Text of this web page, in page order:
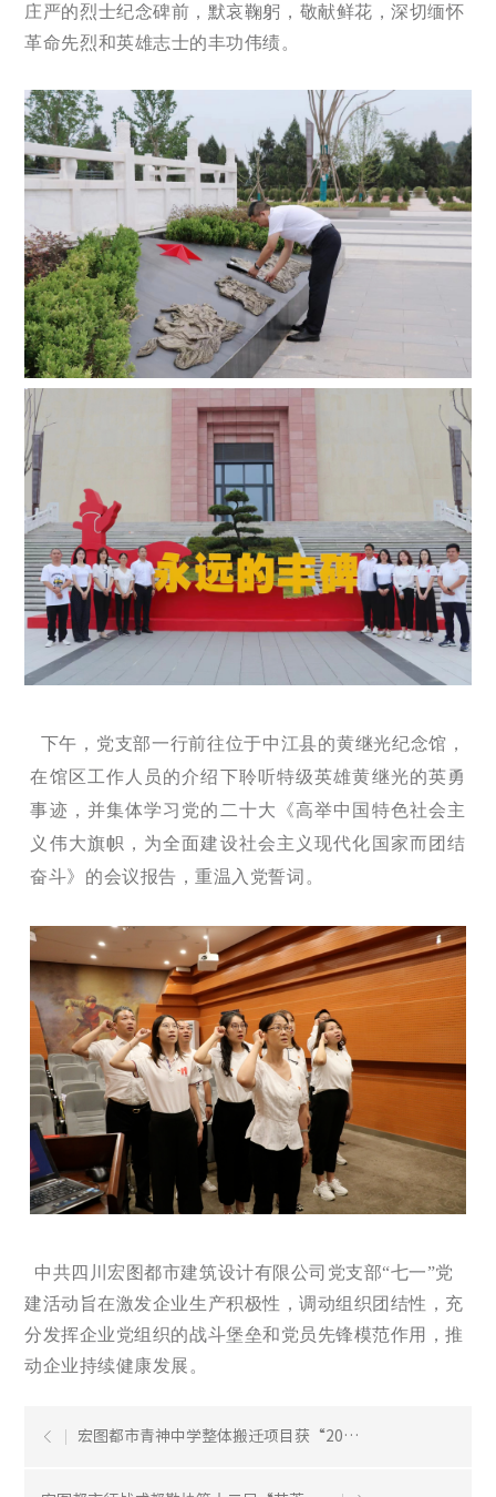
庄严的烈士纪念碑前，默哀鞠躬，敬献鲜花，深切缅怀
革命先烈和英雄志士的丰功伟绩。
下午，党支部一行前往位于中江县的黄继光纪念馆，
在馆区工作人员的介绍下聆听特级英雄黄继光的英勇
事迹，并集体学习党的二十大《高举中国特色社会主
义伟大旗帜，为全面建设社会主义现代化国家而团结
奋斗》的会议报告，重温入党誓词。
中共四川宏图都市建筑设计有限公司党支部“七一”党
建活动旨在激发企业生产积极性，调动组织团结性，充
分发挥企业党组织的战斗堡垒和党员先锋模范作用，推
动企业持续健康发展。
 宏图都市青神中学整体搬迁项目获“2023年度四川省优秀工程勘...